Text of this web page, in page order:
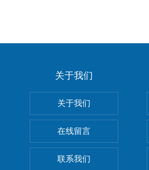
关于我们
关于我们
在线留言
联系我们